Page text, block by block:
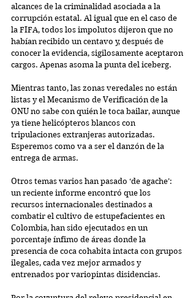
alcances de la criminalidad asociada a la
corrupción estatal. Al igual que en el caso de
la FIFA, todos los impolutos dijeron que no
habían recibido un centavo y, después de
conocer la evidencia, sigilosamente aceptaron
cargos. Apenas asoma la punta del iceberg.
Mientras tanto, las zonas veredales no están
listas y el Mecanismo de Verificación de la
ONU no sabe con quién le toca bailar, aunque
ya tiene helicópteros blancos con
tripulaciones extranjeras autorizadas.
Esperemos como va a ser el danzón de la
entrega de armas.
Otros temas varios han pasado ‘de agache’:
un reciente informe encontró que los
recursos internacionales destinados a
combatir el cultivo de estupefacientes en
Colombia, han sido ejecutados en un
porcentaje ínfimo de áreas donde la
presencia de coca cohabita intacta con grupos
ilegales, cada vez mejor armados y
entrenados por variopintas disidencias.